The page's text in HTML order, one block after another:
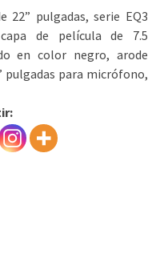
22” pulgadas, serie EQ3
de película de 7.5
en color negro, arode
para micrófono,